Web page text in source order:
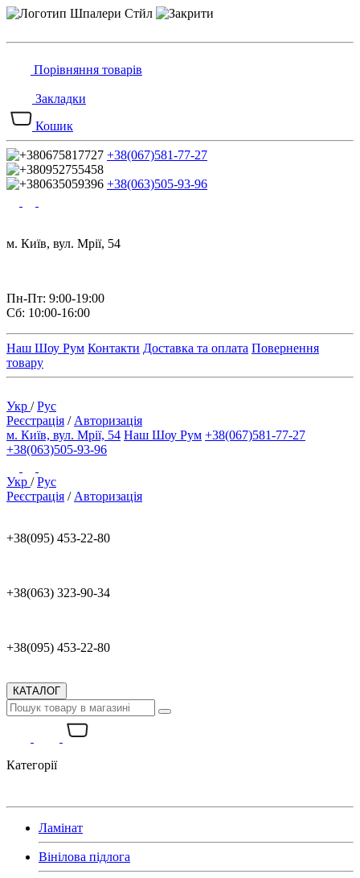
Порівняння товарів
Закладки
Кошик
+38(067)581-77-27
+38(063)505-93-96
м. Київ, вул. Мрії, 54
Пн-Пт: 9:00-19:00
Сб: 10:00-16:00
Наш Шоу Рум Контакти Доставка та оплата Повернення
товару
Укр /Рус
Реєстрація / Авторизація
м. Київ, вул. Мрії, 54 Наш Шоу Рум +38(067)581-77-27
+38(063)505-93-96
Укр /Рус
Реєстрація / Авторизація
+38(095) 453-22-80
+38(063) 323-90-34
+38(095) 453-22-80
КАТАЛОГ
Категорії
Ламінат
Вінілова підлога